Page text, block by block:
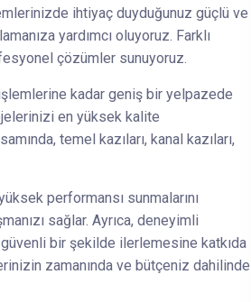
ihtiyaç duyduğunuz güçlü ve
yardımcı oluyoruz. Farklı
çözümler sunuyoruz.
kadar geniş bir yelpazede
en yüksek kalite
temel kazıları, kanal kazıları,
performansı sunmalarını
sağlar. Ayrıca, deneyimli
bir şekilde ilerlemesine katkıda
zamanında ve bütçeniz dahilinde